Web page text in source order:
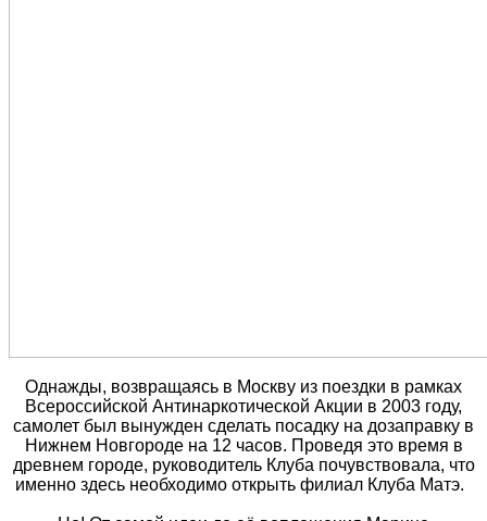
Однажды, возвращаясь в Москву из поездки в рамках
Всероссийской Антинаркотической Акции в 2003 году,
самолет был вынужден сделать посадку на дозаправку в
Нижнем Новгороде на 12 часов. Проведя это время в
древнем городе, руководитель Клуба почувствовала, что
именно здесь необходимо открыть филиал Клуба Матэ.